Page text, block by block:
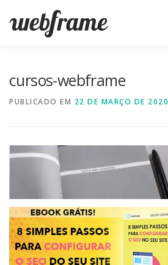
para
cursos-webframe
PUBLICADO EM 22 DE MARÇO DE 2020